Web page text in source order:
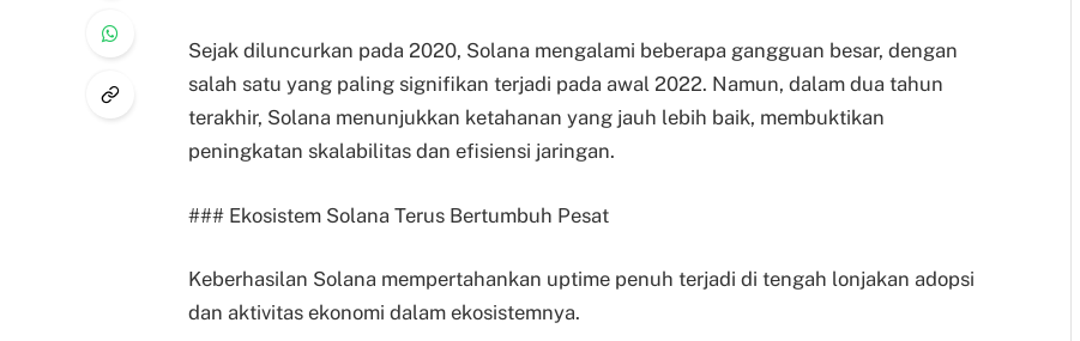
Sejak diluncurkan pada 2020, Solana mengalami beberapa gangguan besar, dengan
salah satu yang paling signifikan terjadi pada awal 2022. Namun, dalam dua tahun
terakhir, Solana menunjukkan ketahanan yang jauh lebih baik, membuktikan
peningkatan skalabilitas dan efisiensi jaringan.
### Ekosistem Solana Terus Bertumbuh Pesat
Keberhasilan Solana mempertahankan uptime penuh terjadi di tengah lonjakan adopsi
dan aktivitas ekonomi dalam ekosistemnya.